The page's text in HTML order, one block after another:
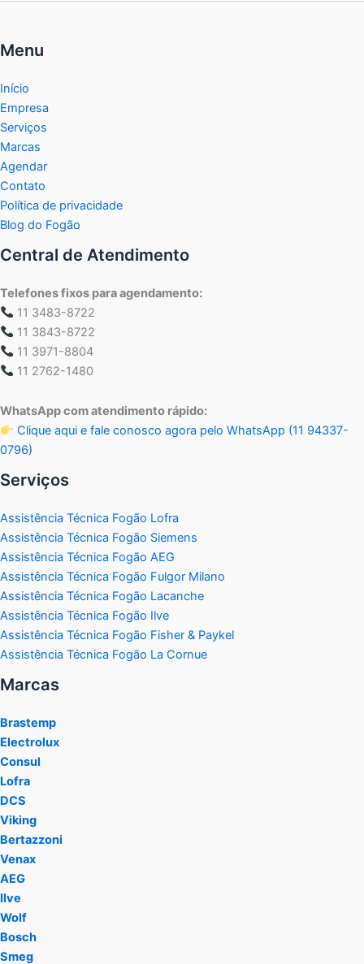
Menu
Início
Empresa
Serviços
Marcas
Agendar
Contato
Política de privacidade
Blog do Fogão
Central de Atendimento
Telefones fixos para agendamento:
11 3483-8722
11 3843-8722
11 3971-8804
11 2762-1480
WhatsApp com atendimento rápido:
Clique aqui e fale conosco agora pelo WhatsApp (11 94337-
0796)
Serviços
Assistência Técnica Fogão Lofra
Assistência Técnica Fogão Siemens
Assistência Técnica Fogão AEG
Assistência Técnica Fogão Fulgor Milano
Assistência Técnica Fogão Lacanche
Assistência Técnica Fogão Ilve
Assistência Técnica Fogão Fisher & Paykel
Assistência Técnica Fogão La Cornue
Marcas
Brastemp
Electrolux
Consul
Lofra
DCS
Viking
Bertazzoni
Venax
AEG
Ilve
Wolf
Bosch
Smeg